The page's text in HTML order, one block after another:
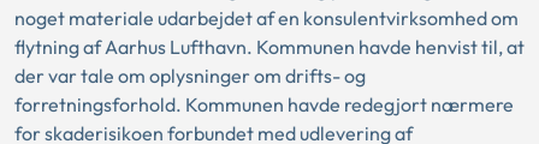
noget materiale udarbejdet af en konsulentvirksomhed om
flytning af Aarhus Lufthavn. Kommunen havde henvist til, at
der var tale om oplysninger om drifts- og
forretningsforhold. Kommunen havde redegjort nærmere
for skaderisikoen forbundet med udlevering af